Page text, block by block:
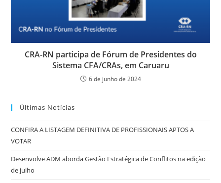
CRA-RN participa de Fórum de Presidentes do
Sistema CFA/CRAs, em Caruaru
6 de junho de 2024
Últimas Notícias
CONFIRA A LISTAGEM DEFINITIVA DE PROFISSIONAIS APTOS A
VOTAR
Desenvolve ADM aborda Gestão Estratégica de Conflitos na edição
de julho